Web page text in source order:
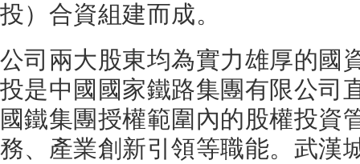
投）合資組建而成。
公司兩大股東均為實力雄厚的國
投是中國國家鐵路集團有限公司
國鐵集團授權範圍內的股權投資
務、產業創新引領等職能。武漢